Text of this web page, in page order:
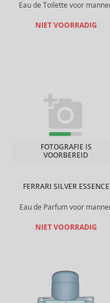
Eau de Toilette voor
NIET VOORRADIG
FERRARI SILVER ESSENCE
Eau de Parfum voor
FOTOGRAFIE IS
VOORBEREID
NIET VOORRADIG